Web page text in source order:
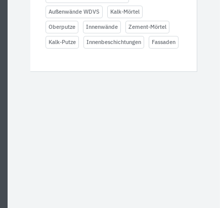
Außenwände WDVS Kalk-Mörtel
Oberputze Innenwände Zement-Mörtel
Kalk-Putze Innenbeschichtungen Fassaden